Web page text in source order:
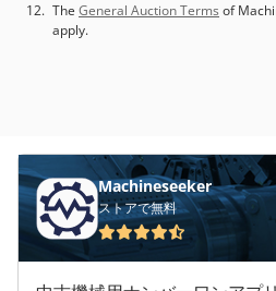
The General Auction Terms of
apply.
Machineseeker
ストアで無料